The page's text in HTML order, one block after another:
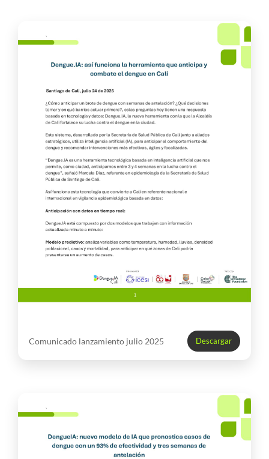
Comunicado lanzamiento julio 2025 Descargar